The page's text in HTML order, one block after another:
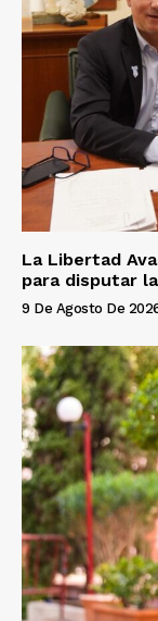
La Libertad
para disputar
9 De Agosto De